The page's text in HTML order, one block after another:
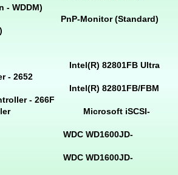
- WDDM)
Monitor (Standard)
Intel(R) 82801FB Ultra
- 2652
Intel(R) 82801FB/FBM
- 266F
Microsoft iSCSI-
WD1600JD-
WD1600JD-